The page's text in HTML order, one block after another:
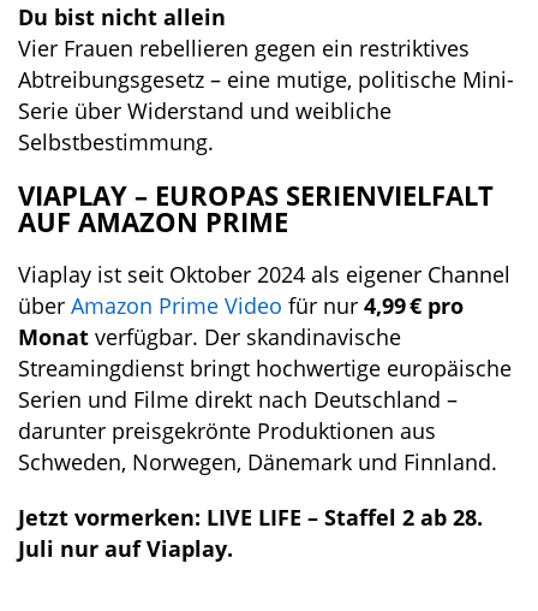
Du bist nicht allein
Vier Frauen rebellieren gegen ein restriktives
Abtreibungsgesetz – eine mutige, politische Mini-
Serie über Widerstand und weibliche
Selbstbestimmung.
VIAPLAY – EUROPAS SERIENVIELFALT
AUF AMAZON PRIME
Viaplay ist seit Oktober 2024 als eigener Channel
über Amazon Prime Video für nur 4,99 € pro
Monat verfügbar. Der skandinavische
Streamingdienst bringt hochwertige europäische
Serien und Filme direkt nach Deutschland –
darunter preisgekrönte Produktionen aus
Schweden, Norwegen, Dänemark und Finnland.
Jetzt vormerken: LIVE LIFE – Staffel 2 ab 28.
Juli nur auf Viaplay.